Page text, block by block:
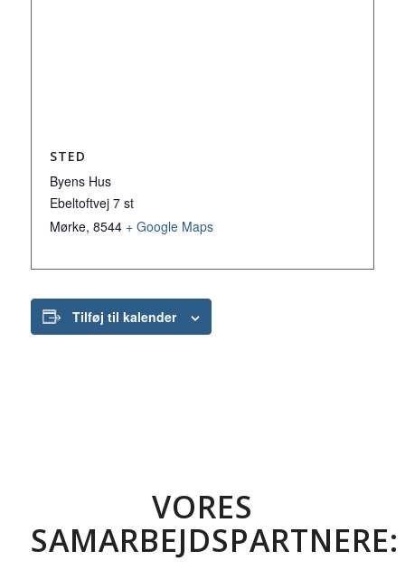
STED
Byens Hus
Ebeltoftvej 7 st
Mørke, 8544 + Google Maps
Tilføj til kalender
VORES
SAMARBEJDSPARTNERE: